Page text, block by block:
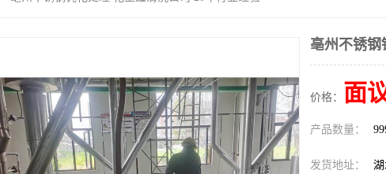
亳州不锈钢
价格： 面
产品数量：
发货地址：